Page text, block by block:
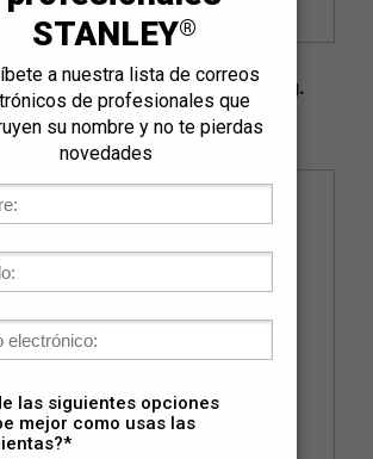
FatMax® Corte Recto 10 pulg.